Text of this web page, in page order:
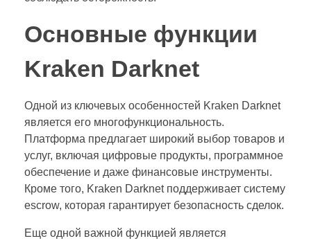
Основные функции
Kraken Darknet
Одной из ключевых особенностей Kraken Darknet
является его многофункциональность.
Платформа предлагает широкий выбор товаров и
услуг, включая цифровые продукты, программное
обеспечение и даже финансовые инструменты.
Кроме того, Kraken Darknet поддерживает систему
escrow, которая гарантирует безопасность сделок.
Еще одной важной функцией является